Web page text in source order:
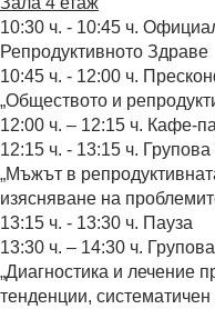
10:30 ч. - 10:45 ч.
Репродуктивното Здраве
10:45 ч. - 12:00 ч.
„Обществото и
12:00 ч. – 12:15 ч. Кафе-
12:15 ч. - 13:15 ч.
„Мъжът в
изясняване на
13:15 ч. - 13:30 ч. Пауза
13:30 ч. – 14:30 ч.
„Диагностика и лечение
тенденции, систематичен